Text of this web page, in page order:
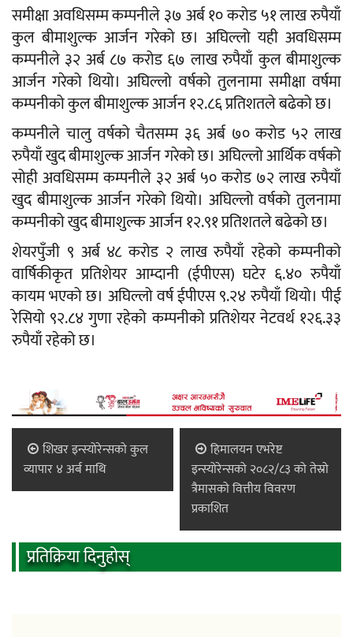
समीक्षा अवधिसम्म कम्पनीले ३७ अर्ब १० करोड ५१ लाख रुपैयाँ
कुल बीमाशुल्क आर्जन गरेको छ। अघिल्लो यही अवधिसम्म
कम्पनीले ३२ अर्ब ८७ करोड ६७ लाख रुपैयाँ कुल बीमाशुल्क
आर्जन गरेको थियो। अघिल्लो वर्षको तुलनामा समीक्षा वर्षमा
कम्पनीको कुल बीमाशुल्क आर्जन १२.८६ प्रतिशतले बढेको छ।
कम्पनीले चालु वर्षको चैतसम्म ३६ अर्ब ७० करोड ५२ लाख
रुपैयाँ खुद बीमाशुल्क आर्जन गरेको छ। अघिल्लो आर्थिक वर्षको
सोही अवधिसम्म कम्पनीले ३२ अर्ब ५० करोड ७२ लाख रुपैयाँ
खुद बीमाशुल्क आर्जन गरेको थियो। अघिल्लो वर्षको तुलनामा
कम्पनीको खुद बीमाशुल्क आर्जन १२.९१ प्रतिशतले बढेको छ।
शेयरपुँजी ९ अर्ब ४८ करोड २ लाख रुपैयाँ रहेको कम्पनीको
वार्षिकीकृत प्रतिशेयर आम्दानी (ईपीएस) घटेर ६.४० रुपैयाँ
कायम भएको छ। अघिल्लो वर्ष ईपीएस ९.२४ रुपैयाँ थियो। पीई
रेसियो ९२.८४ गुणा रहेको कम्पनीको प्रतिशेयर नेटवर्थ १२६.३३
रुपैयाँ रहेको छ।
शिखर इन्स्योरेन्सको कुल
व्यापार ४ अर्ब माथि
हिमालयन एभरेष्ट
इन्स्योरेन्सको २०८२/८३ को तेस्रो
त्रैमासको वित्तीय विवरण
प्रकाशित
प्रतिक्रिया दिनुहोस्